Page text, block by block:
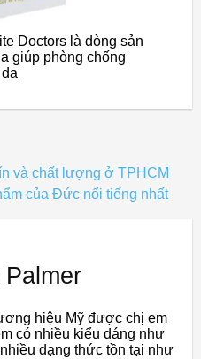
Doctors là dòng sản
giúp phòng chống
và chất lượng ở TPHCM
của Đức nổi tiếng nhất
hiệu Mỹ được chị em
có nhiều kiểu dáng như
dạng thức tồn tại như